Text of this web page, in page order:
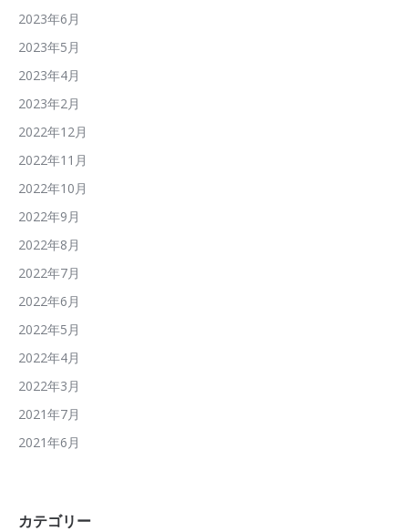
2023年6月
2023年5月
2023年4月
2023年2月
2022年12月
2022年11月
2022年10月
2022年9月
2022年8月
2022年7月
2022年6月
2022年5月
2022年4月
2022年3月
2021年7月
2021年6月
カテゴリー